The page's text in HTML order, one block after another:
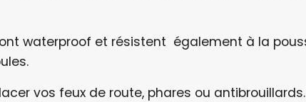
waterproof et résistent également à la
vos feux de route, phares ou antibrouillards.